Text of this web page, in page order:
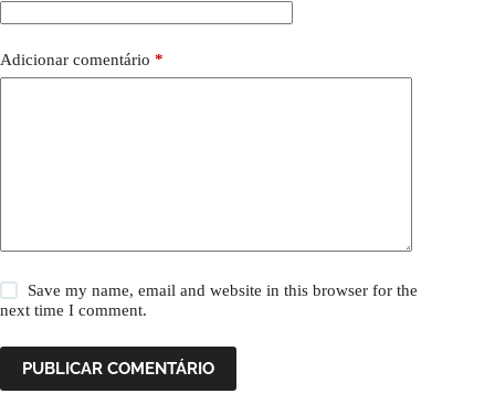
Adicionar comentário *
Save my name, email and website in this browser for the
next time I comment.
PUBLICAR COMENTÁRIO